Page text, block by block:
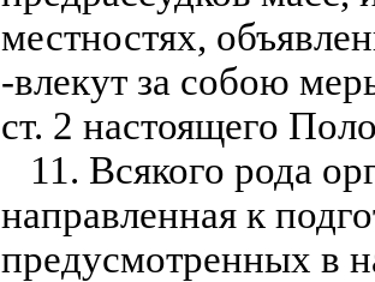
местностях,
-влекут за собою
ст. 2 настоящего
11. Всякого рода
направленная к
предусмотренных в